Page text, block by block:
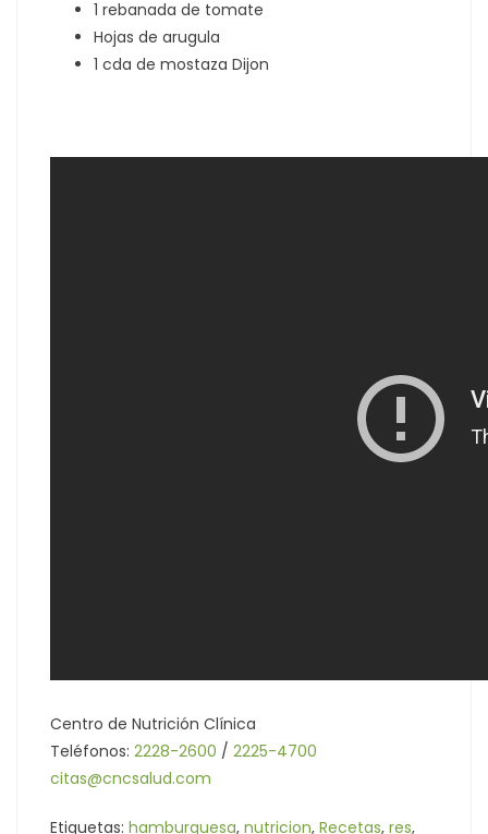
1 rebanada de tomate
Hojas de arugula
1 cda de mostaza Dijon
Centro de Nutrición Clínica
Teléfonos: 2228-2600 / 2225-4700
citas@cncsalud.com
Etiquetas: hamburguesa, nutricion, Recetas, res,